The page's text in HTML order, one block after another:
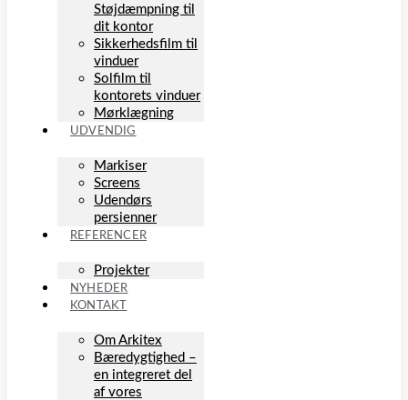
Støjdæmpning til
dit kontor
Sikkerhedsfilm til
vinduer
Solfilm til
kontorets vinduer
Mørklægning
UDVENDIG
Markiser
Screens
Udendørs
persienner
REFERENCER
Projekter
NYHEDER
KONTAKT
Om Arkitex
Bæredygtighed –
en integreret del
af vores